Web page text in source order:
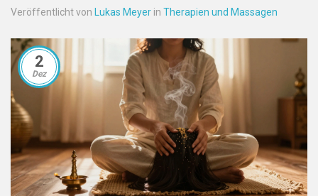
Veröffentlicht von Lukas Meyer in Therapien und Massagen
2
Dez